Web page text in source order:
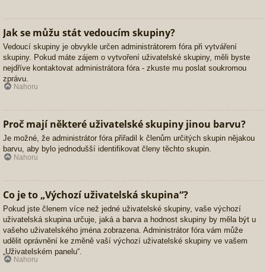
Jak se můžu stát vedoucím skupiny?
Vedoucí skupiny je obvykle určen administrátorem fóra při vytváření
skupiny. Pokud máte zájem o vytvoření uživatelské skupiny, měli byste
nejdříve kontaktovat administrátora fóra - zkuste mu poslat soukromou
zprávu.
Nahoru
Proč mají některé uživatelské skupiny jinou barvu?
Je možné, že administrátor fóra přiřadil k členům určitých skupin nějakou
barvu, aby bylo jednodušší identifikovat členy těchto skupin.
Nahoru
Co je to „Výchozí uživatelská skupina“?
Pokud jste členem více než jedné uživatelské skupiny, vaše výchozí
uživatelská skupina určuje, jaká a barva a hodnost skupiny by měla být u
vašeho uživatelského jména zobrazena. Administrátor fóra vám může
udělit oprávnění ke změně vaší výchozí uživatelské skupiny ve vašem
„Uživatelském panelu“.
Nahoru